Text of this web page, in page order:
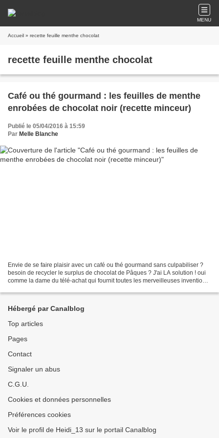
MENU
Accueil » recette feuille menthe chocolat
recette feuille menthe chocolat
Café ou thé gourmand : les feuilles de menthe
enrobées de chocolat noir (recette minceur)
Publié le 05/04/2016 à 15:59
Par Melle Blanche
Envie de se faire plaisir avec un café ou thé gourmand sans culpabiliser ?
besoin de recycler le surplus de chocolat de Pâques ? J'ai LA solution ! oui
comme la dame du télé-achat qui fournit toutes les merveilleuses inventions
Hébergé par Canalblog
Top articles
Pages
Contact
Signaler un abus
C.G.U.
Cookies et données personnelles
Préférences cookies
Voir le profil de Heidi_13 sur le portail Canalblog